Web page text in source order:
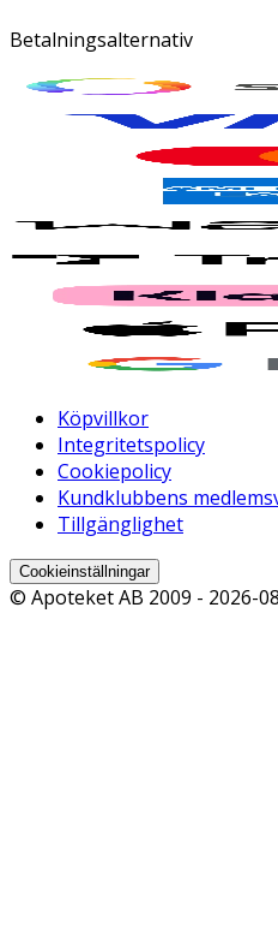
Betalningsalternativ
Köpvillkor
Integritetspolicy
Cookiepolicy
Kundklubbens
Tillgänglighet
Cookieinställningar
© Apoteket AB 2009 - 2026-